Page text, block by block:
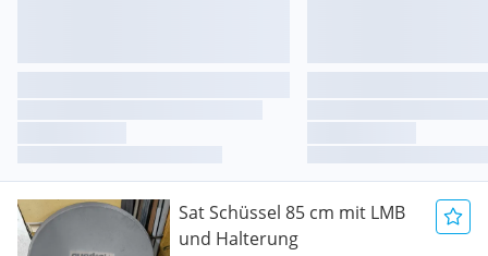
Sat Schüssel 85 cm mit LMB
und Halterung